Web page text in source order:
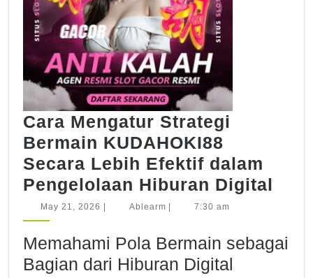
Cara Mengatur Strategi
Bermain KUDAHOKI88
Secara Lebih Efektif dalam
Pengelolaan Hiburan Digital
May 21, 2026 May
AblearmAblearm7:30 am
Memahami Pola Bermain sebagai
Bagian dari Hiburan Digital